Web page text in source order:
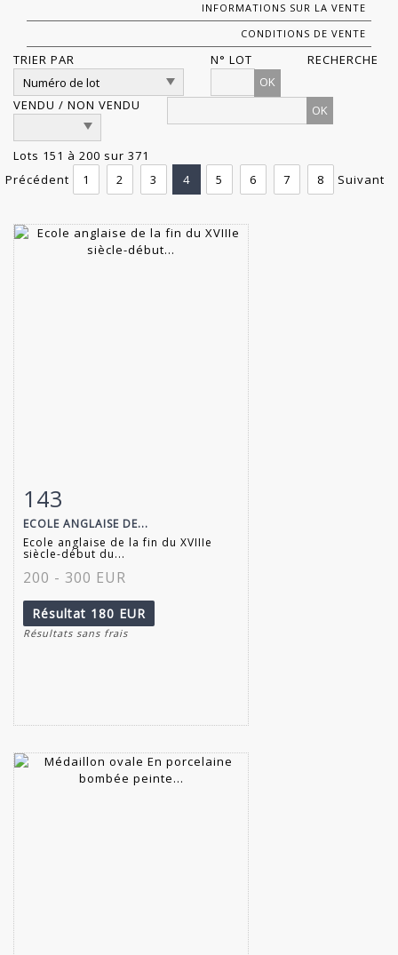
INFORMATIONS SUR LA VENTE
CONDITIONS DE VENTE
TRIER PAR
N° LOT
OK
VENDU / NON VENDU
RECHERCHE
Lots 151 à 200 sur 371
Précédent
1 2 3 4 5 6 7 8 Suivant
Fiche détaillée
143
ECOLE ANGLAISE DE...
Ecole anglaise de la fin du XVIIIe
siècle-début du...
200 - 300 EUR
Résultat 180 EUR
Résultats sans frais